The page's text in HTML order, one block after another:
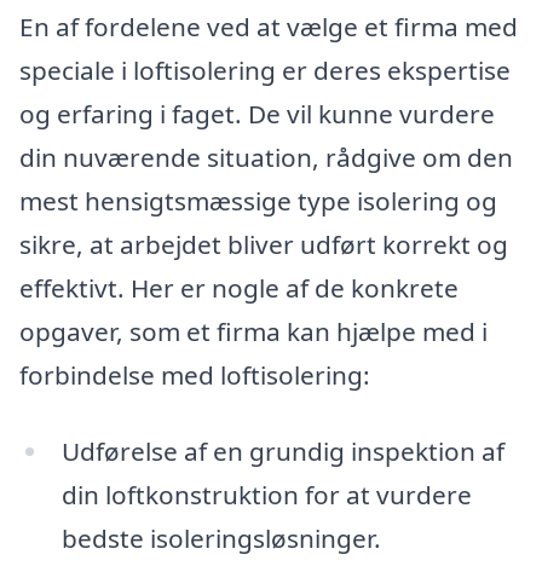
En af fordelene ved at vælge et firma med
speciale i loftisolering er deres ekspertise
og erfaring i faget. De vil kunne vurdere
din nuværende situation, rådgive om den
mest hensigtsmæssige type isolering og
sikre, at arbejdet bliver udført korrekt og
effektivt. Her er nogle af de konkrete
opgaver, som et firma kan hjælpe med i
forbindelse med loftisolering:
Udførelse af en grundig inspektion af
din loftkonstruktion for at vurdere
bedste isoleringsløsninger.